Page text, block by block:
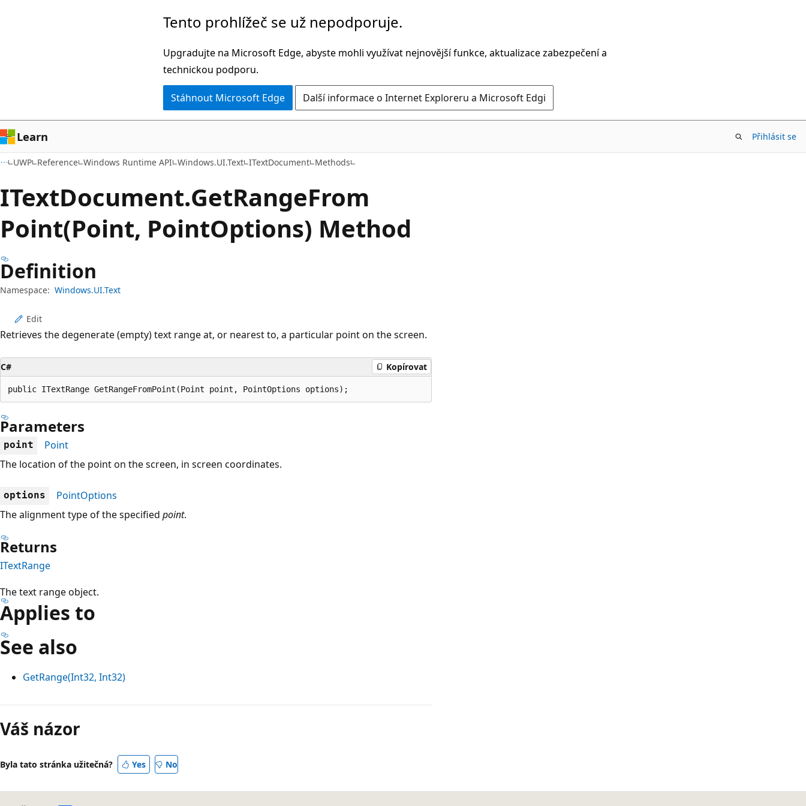
Tento prohlížeč se už nepodporuje.
Upgradujte na Microsoft Edge, abyste mohli využívat nejnovější funkce, aktualizace zabezpečení a
technickou podporu.
Stáhnout Microsoft Edge Další informace o Internet Exploreru a Microsoft Edgi
Learn Přihlásit se
UWP Reference Windows Runtime API Windows.UI.Text ITextDocument Methods
ITextDocument.GetRangeFrom
Point(Point, PointOptions) Method
Definition
Namespace: Windows.UI.Text
Edit
Retrieves the degenerate (empty) text range at, or nearest to, a particular point on the screen.
C# Kopírovat
public ITextRange GetRangeFromPoint(Point point, PointOptions options);
Parameters
point
Point
The location of the point on the screen, in screen coordinates.
options
PointOptions
The alignment type of the specified point.
Returns
ITextRange
The text range object.
Applies to
See also
GetRange(Int32, Int32)
Váš názor
Byla tato stránka užitečná? Yes No